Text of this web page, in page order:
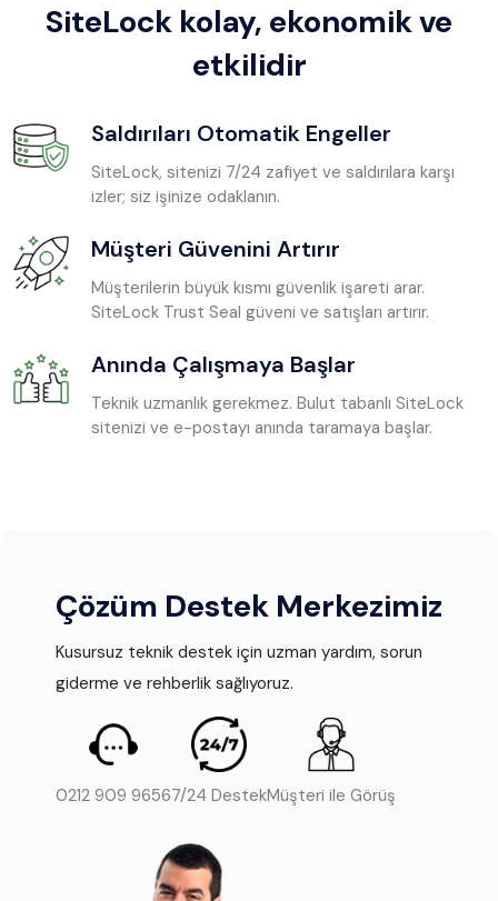
SiteLock kolay, ekonomik ve
etkilidir
Saldırıları Otomatik Engeller
SiteLock, sitenizi 7/24 zafiyet ve saldırılara karşı
izler; siz işinize odaklanın.
Müşteri Güvenini Artırır
Müşterilerin büyük kısmı güvenlik işareti arar.
SiteLock Trust Seal güveni ve satışları artırır.
Anında Çalışmaya Başlar
Teknik uzmanlık gerekmez. Bulut tabanlı SiteLock
sitenizi ve e-postayı anında taramaya başlar.
Çözüm Destek Merkezimiz
Kusursuz teknik destek için uzman yardım, sorun
giderme ve rehberlik sağlıyoruz.
0212 909 96567/24 DestekMüşteri ile Görüş